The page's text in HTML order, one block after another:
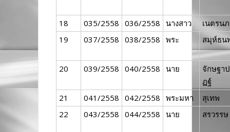
18 035/2558 036/2558 นางสาว
เนตรน
19
037/2558 038/2558 พระ สมุห์ธน
20 039/2558 040/2558 นาย
จักษฐา
ฏฐ์
21
041/2558 042/2558 พระมหา
สุเทพ
22
043/2558 044/2558 นาย สรวรรษ